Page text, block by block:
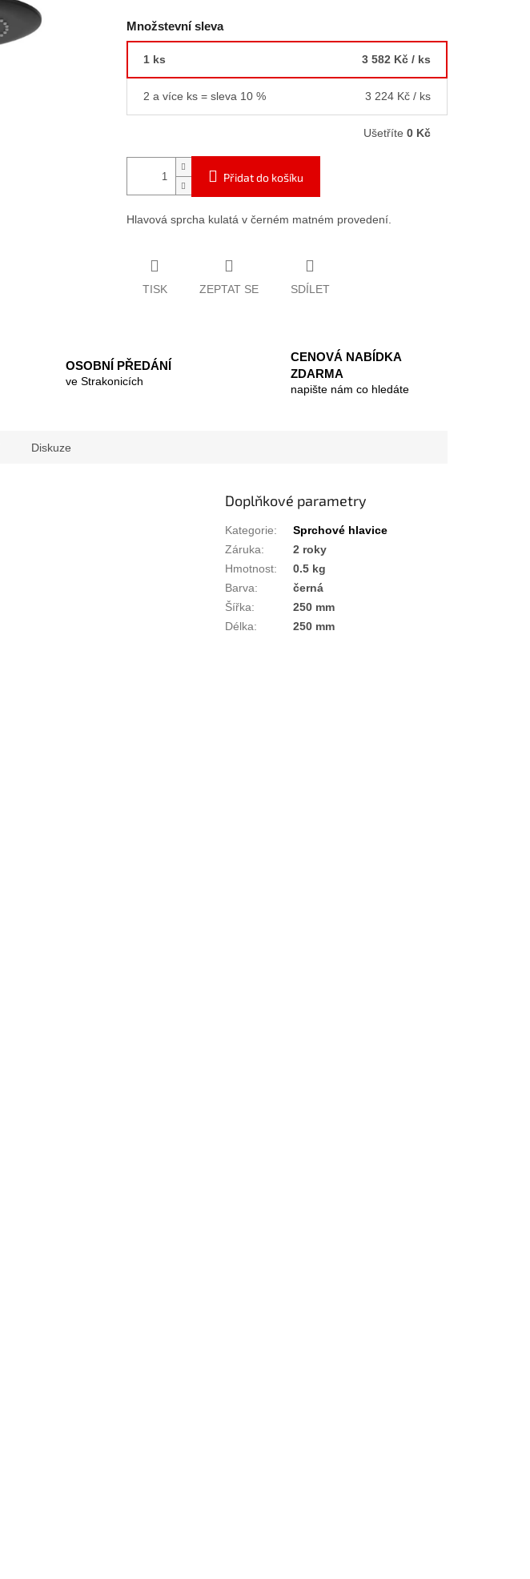
Množstevní sleva
1 ks 3 582 Kč / ks
2 a více ks = sleva 10 % 3 224 Kč / ks
Ušetříte 0 Kč
Přidat do košíku
Hlavová sprcha kulatá v černém matném provedení.
TISK ZEPTAT SE SDÍLET
OSOBNÍ PŘEDÁNÍ
ve Strakonicích
CENOVÁ NABÍDKA
ZDARMA
napište nám co hledáte
Diskuze
Doplňkové parametry
Kategorie:
Sprchové hlavice
Záruka:
2 roky
Hmotnost:
0.5 kg
Barva:
černá
Šířka:
250 mm
Délka: 250 mm